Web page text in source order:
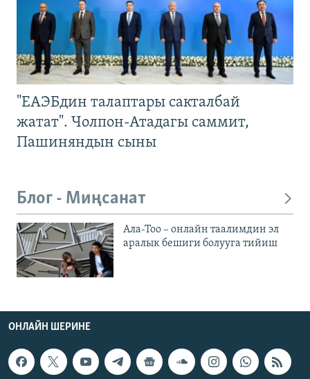
"ЕАЭБдин талаптары сакталбай
жатат". Чолпон-Атадагы саммит,
Пашиняндын сыны
Блог - Миңсанат
Ала-Тоо – онлайн таалимдин эл
аралык бешиги болууга тийиш
ОНЛАЙН ШЕРИНЕ